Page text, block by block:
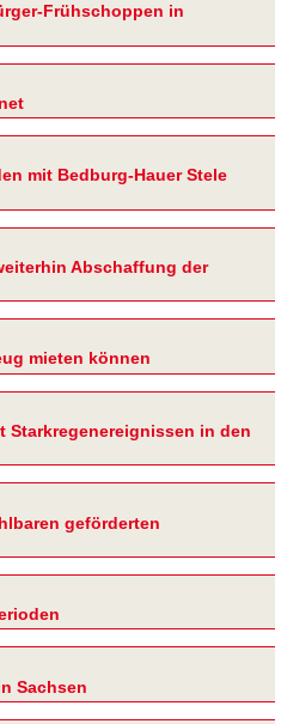
Frühschoppen in
mit Bedburg-Hauer Stele
Abschaffung der
mieten können
Starkregenereignissen in den
geförderten
Sachsen